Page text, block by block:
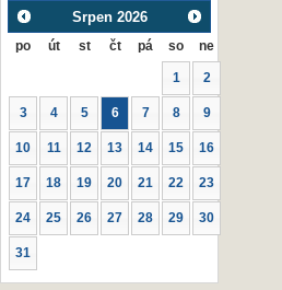
Srpen 2026
po út st čt pá so ne
1 2
3 4 5 6 7 8 9
10 11 12 13 14 15 16
17 18 19 20 21 22 23
24 25 26 27 28 29 30
31